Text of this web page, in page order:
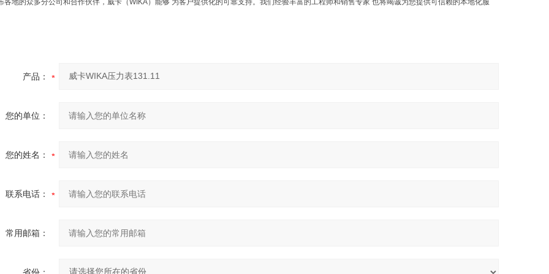
各地的众多分公司和合作伙伴，威卡（WIKA）能够 为客户提供化的可靠支持。我们经验丰富的工程师和销售专家 也将竭诚为您提供可信赖的本地化服
产品：
您的单位：
您的姓名：
联系电话：
常用邮箱：